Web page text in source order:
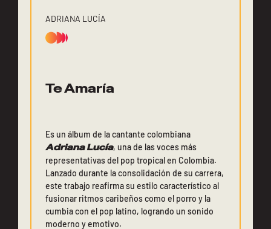
ADRIANA LUCÍA
Te Amaría
Es un álbum de la cantante colombiana
Adriana Lucía, una de las voces más
representativas del pop tropical en Colombia.
Lanzado durante la consolidación de su carrera,
este trabajo reafirma su estilo característico al
fusionar ritmos caribeños como el porro y la
cumbia con el pop latino, logrando un sonido
moderno y emotivo.